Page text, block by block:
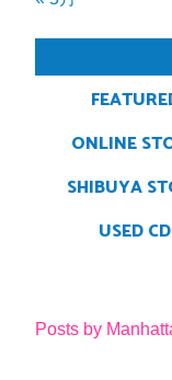
ONLINE
SHIBUYA
USED CD
Posts by